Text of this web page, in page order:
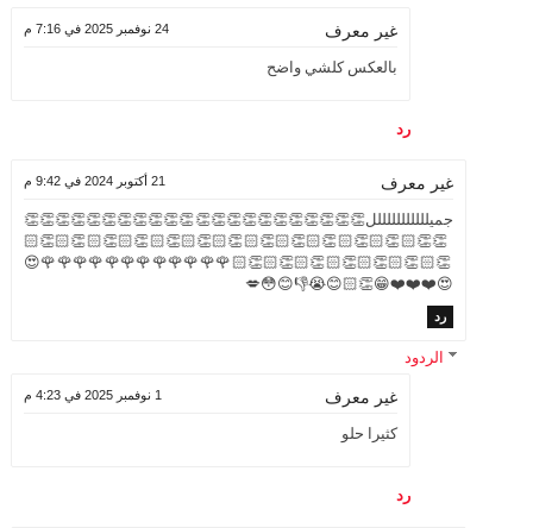
غير معرف 24 نوفمبر 2025 في 7:16 م
بالعكس كلشي واضح
رد
غير معرف 21 أكتوبر 2024 في 9:42 م
جميلللللللللللل👏👏👏👏👏👏👏👏👏👏👏👏👏👏👏👏👏👏👏👏👏👏
👏👏🏻👏🏻👏🏻👏🏻👏🏻👏🏻👏🏻👏🏻👏🏻👏🏻👏🏻👏🏻👏🏻
👏🏻👏🏻👏🏻👏🏻👏🏻👏🏻👏🏻🌹🌹🌹🌹🌹🌹🌹🌹🌹🌹🌹🌹😍
😍❤️❤️❤️😁👏🏻😊😭👎😊😳💋
رد
الردود
غير معرف 1 نوفمبر 2025 في 4:23 م
كثيرا حلو
رد